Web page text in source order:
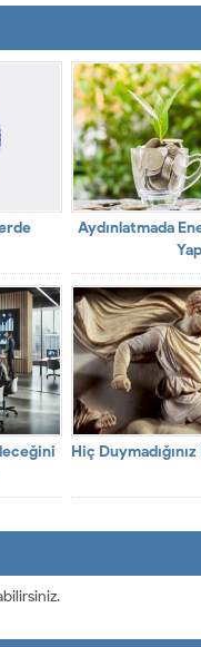
Aydınlatmada
Hiç